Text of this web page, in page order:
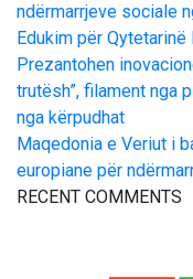
ndërmarrjeve sociale
Edukim për Qytetarinë
Prezantohen
trutësh”, filament nga
nga kërpudhat
Maqedonia e Veriut i
europiane për
RECENT COMMENTS